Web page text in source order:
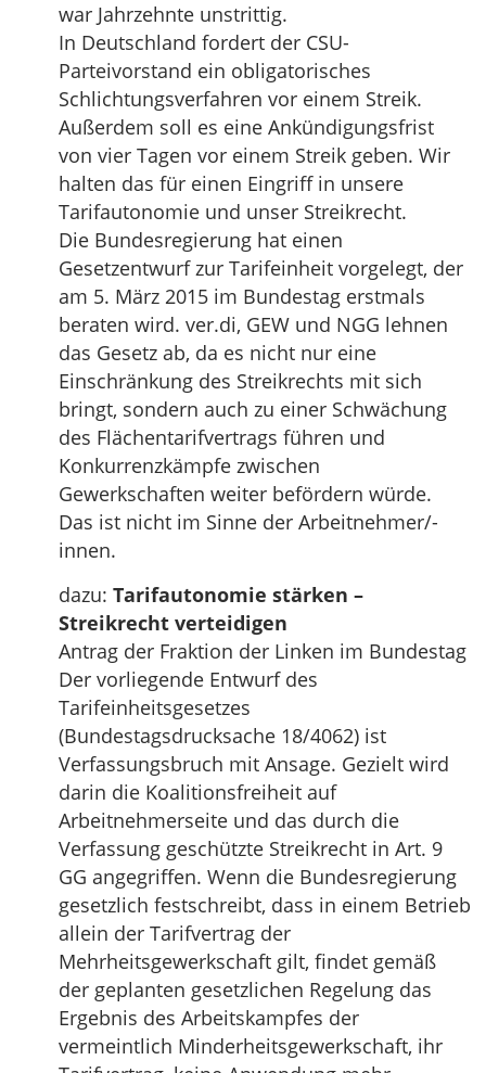
war Jahrzehnte unstrittig.
In Deutschland fordert der CSU-
Parteivorstand ein obligatorisches
Schlichtungsverfahren vor einem Streik.
Außerdem soll es eine Ankündigungsfrist
von vier Tagen vor einem Streik geben. Wir
halten das für einen Eingriff in unsere
Tarifautonomie und unser Streikrecht.
Die Bundesregierung hat einen
Gesetzentwurf zur Tarifeinheit vorgelegt, der
am 5. März 2015 im Bundestag erstmals
beraten wird. ver.di, GEW und NGG lehnen
das Gesetz ab, da es nicht nur eine
Einschränkung des Streikrechts mit sich
bringt, sondern auch zu einer Schwächung
des Flächentarifvertrags führen und
Konkurrenzkämpfe zwischen
Gewerkschaften weiter befördern würde.
Das ist nicht im Sinne der Arbeitnehmer/-
innen.
dazu: Tarifautonomie stärken –
Streikrecht verteidigen
Antrag der Fraktion der Linken im Bundestag
Der vorliegende Entwurf des
Tarifeinheitsgesetzes
(Bundestagsdrucksache 18/4062) ist
Verfassungsbruch mit Ansage. Gezielt wird
darin die Koalitionsfreiheit auf
Arbeitnehmerseite und das durch die
Verfassung geschützte Streikrecht in Art. 9
GG angegriffen. Wenn die Bundesregierung
gesetzlich festschreibt, dass in einem Betrieb
allein der Tarifvertrag der
Mehrheitsgewerkschaft gilt, findet gemäß
der geplanten gesetzlichen Regelung das
Ergebnis des Arbeitskampfes der
vermeintlich Minderheitsgewerkschaft, ihr